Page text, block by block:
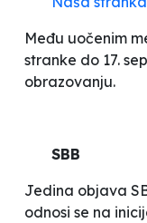
Među uočenim
stranke do 17.
obrazovanju.
SBB
Jedina objava
odnosi se na